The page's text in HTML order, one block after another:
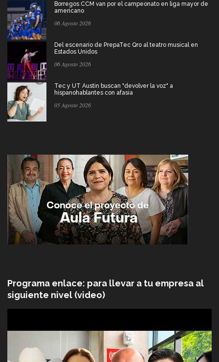
Borregos CCM van por el campeonato en liga mayor de
americano
06 Agosto 2026
Del escenario de PrepaTec Qro al teatro musical en
Estados Unidos
06 Agosto 2026
Tec y UT Austin buscan "devolver la voz" a
hispanohablantes con afasia
05 Agosto 2026
Programa enlace: para llevar a tu empresa al
siguiente nivel (video)